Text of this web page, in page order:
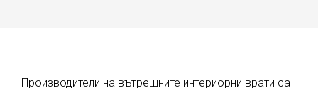
Производители на вътрешните интериорни врати са